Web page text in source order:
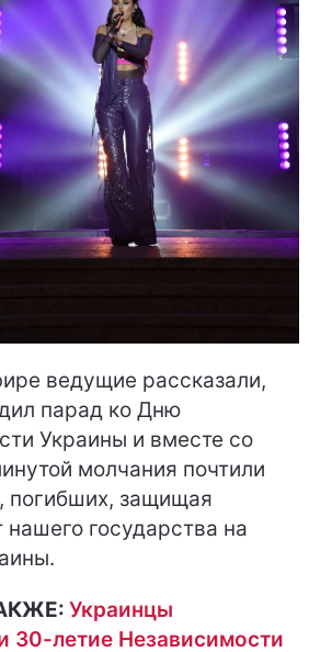
ведущие рассказали,
парад ко Дню
Украины и вместе со
молчания почтили
погибших, защищая
нашего государства на
Украинцы
30-летие Независимости